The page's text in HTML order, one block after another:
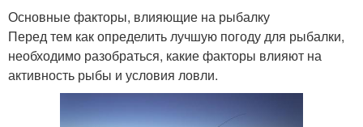
Основные факторы, влияющие на рыбалку
Перед тем как определить лучшую погоду для рыбалки,
необходимо разобраться, какие факторы влияют на
активность рыбы и условия ловли.